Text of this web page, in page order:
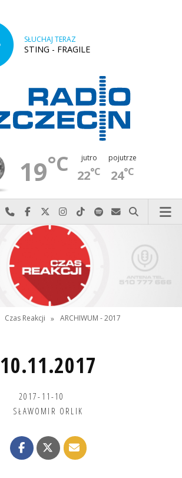
SŁUCHAJ TERAZ
STING - FRAGILE
19°C jutro
22°C
pojutrze
24°C
Najlepiej po prostu do nas zadzwoń
Odwiedź nas na Facebook-u
Odwiedź nas na X
Odwiedź nas na Instagram-ie
Odwiedź nas na TikTok-u
Szukaj nas na Spotify
Wyślij do nas
Szukaj
Czas Reakcji » ARCHIWUM - 2017
10.11.2017
2017-11-10
SŁAWOMIR ORLIK